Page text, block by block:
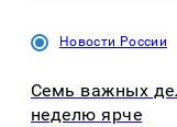
Новости России
Семь важных
неделю ярче